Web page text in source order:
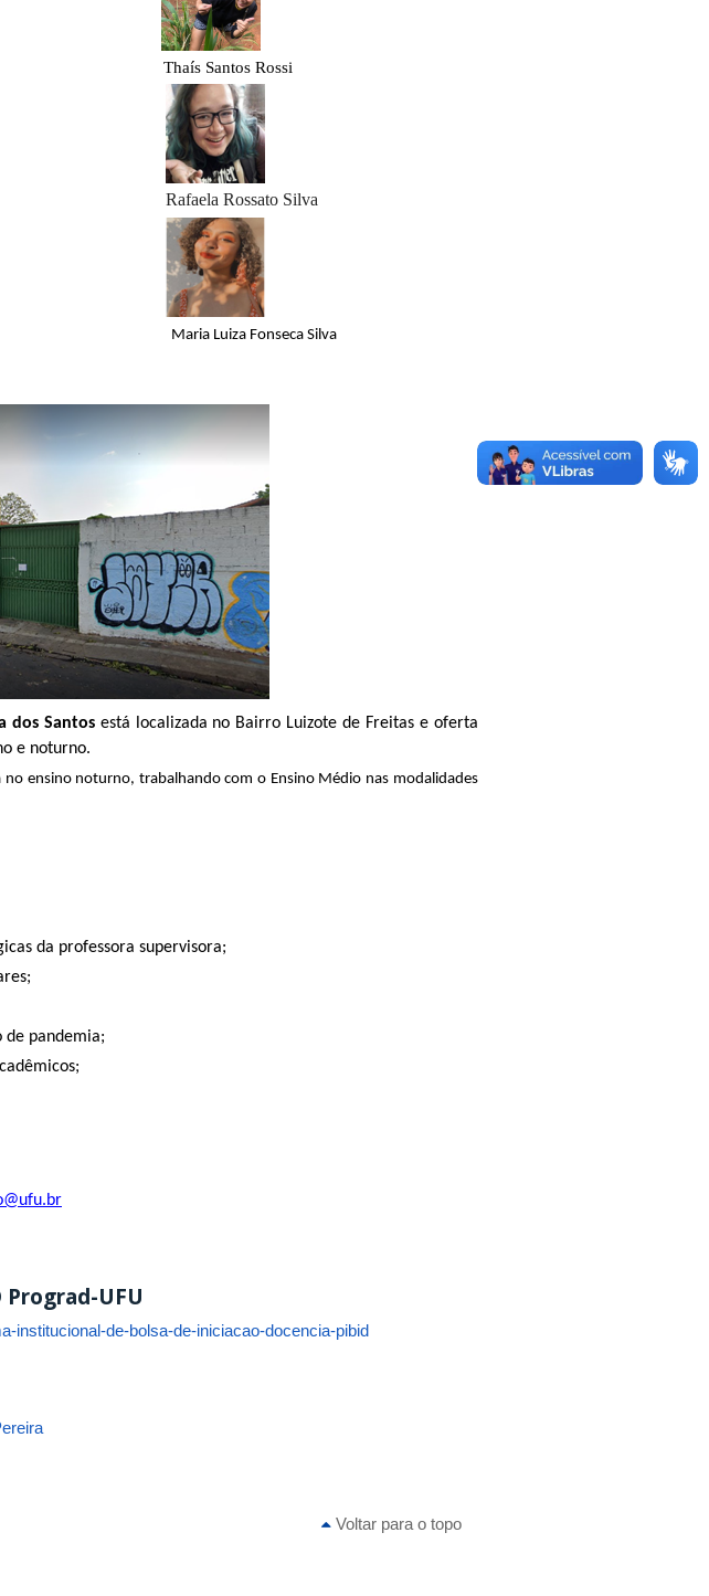
da Silva Thaís Santos Rossi
Dal Belo Rafaela Rossato Silva
Santos Maria Luiza Fonseca Silva
dos Santosestá localizada no Bairro Luizote de Freitas e oferta
e noturno.
no ensino noturno, trabalhando com o Ensino Médio nas modalidades
da professora supervisora;
de pandemia;
UFU
institucional-de-bolsa-de-iniciacao-docencia-pibid
Voltar para o topo